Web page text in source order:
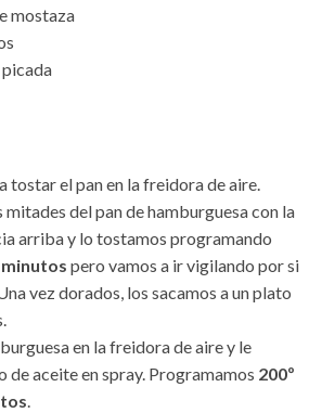
mostaza
tostar el pan en la freidora de aire.
mitades del pan de hamburguesa con la
arriba y lo tostamos programando
pero vamos a ir vigilando por si
vez dorados, los sacamos a un plato
en la freidora de aire y le
de aceite en spray. Programamos 200º
.